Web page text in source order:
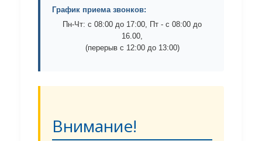
График приема звонков:
Пн-Чт: с 08:00 до 17:00, Пт - с 08:00 до
16.00,
(перерыв с 12:00 до 13:00)
Внимание!